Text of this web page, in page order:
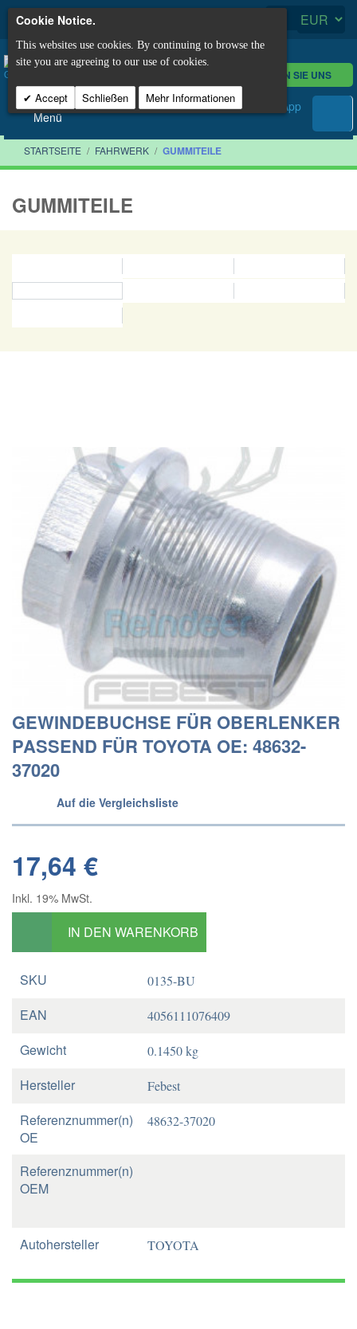
KONTAKTIEREN SIE UNS
Menü
STARTSEITE / FAHRWERK / GUMMITEILE
GUMMITEILE
GEWINDEBUCHSE FÜR OBERLENKER
PASSEND FÜR TOYOTA OE: 48632-
37020
Auf die Vergleichsliste
17,64 €
Inkl. 19% MwSt.
IN DEN WARENKORB
SKU 0135-BU
EAN 4056111076409
Gewicht 0.1450 kg
Hersteller Febest
Referenznummer(n)
OE
48632-37020
Referenznummer(n)
OEM
Autohersteller TOYOTA
Cookie Notice.
This websites use cookies. By continuing to browse the
site you are agreeing to our use of cookies.
Accept Schließen Mehr Informationen